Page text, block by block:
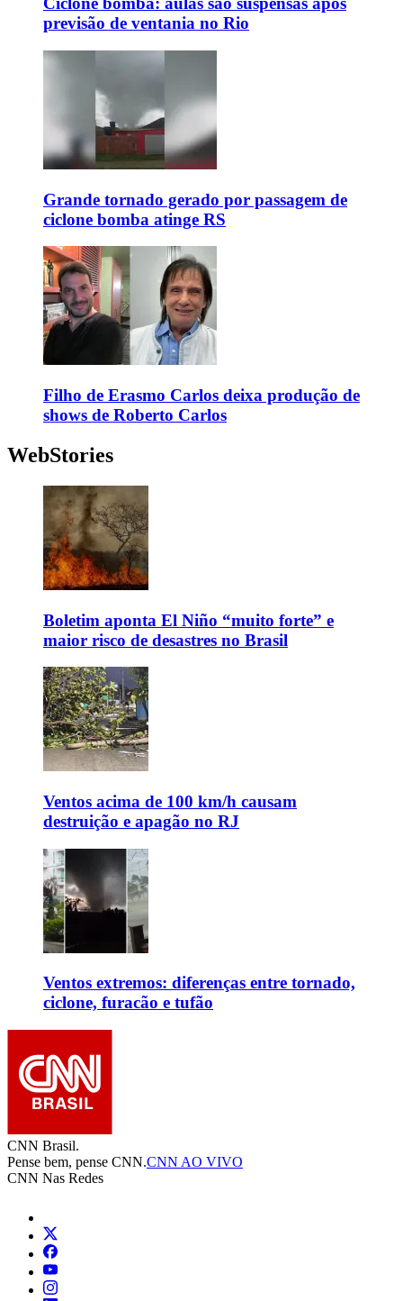
previsão de ventania no Rio
Grande tornado gerado por passagem de
ciclone bomba atinge RS
Filho de Erasmo Carlos deixa produção de
shows de Roberto Carlos
WebStories
Boletim aponta El Niño “muito forte” e
maior risco de desastres no Brasil
Ventos acima de 100 km/h causam
destruição e apagão no RJ
Ventos extremos: diferenças entre tornado,
ciclone, furacão e tufão
CNN Brasil.
Pense bem, pense CNN.CNN AO VIVO
CNN Nas Redes